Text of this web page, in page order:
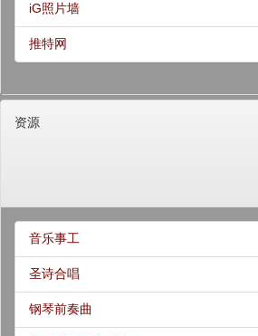
iG照片墙
推特网
资源
音乐事工
圣诗合唱
钢琴前奏曲